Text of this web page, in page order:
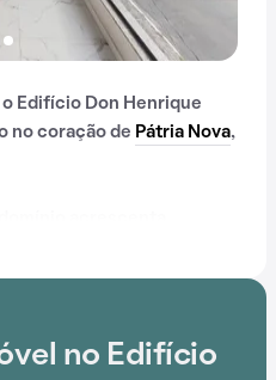
o Edifício Don Henrique
no coração de Pátria Nova,
pela proximidade com
Rio Krauel, Escola
Estação Fenac, tornando a
no Edifício